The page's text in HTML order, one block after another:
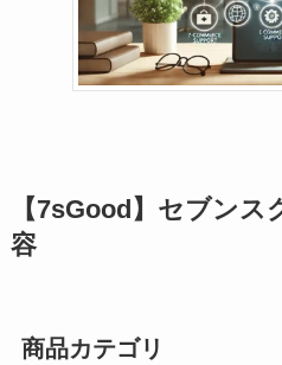
【7sGood】セブン
容
商品カテゴリ